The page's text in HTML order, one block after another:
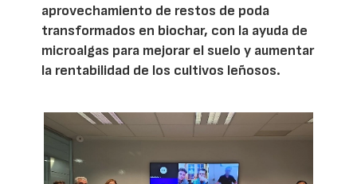
aprovechamiento de restos de poda
transformados en biochar, con la ayuda de
microalgas para mejorar el suelo y aumentar
la rentabilidad de los cultivos leñosos.